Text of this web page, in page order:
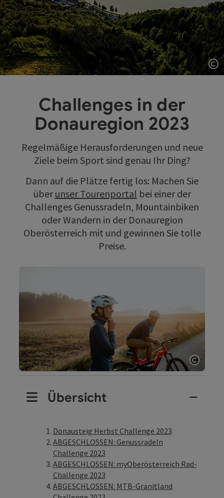
Challenges in der
Donauregion 2023
Regelmäßige Herausforderungen und neue
Ziele beim Sport sind genau Ihr Ding?
Dann auf die Plätze fertig los: Machen Sie
überunser Tourenportal bei einer der
Challenges Genussradeln, Mountainbiken
oder Wandern in der Donauregion
Oberösterreich mit und gewinnen Sie tolle
Preise.
Übersicht
Donausteig Herbst Challenge 2023
ABGESCHLOSSEN: Genussradeln
Challenge 2023
ABGESCHLOSSEN: myOberösterreich Rad-
Challenge 2023
ABGESCHLOSSEN: MTB-Granitland